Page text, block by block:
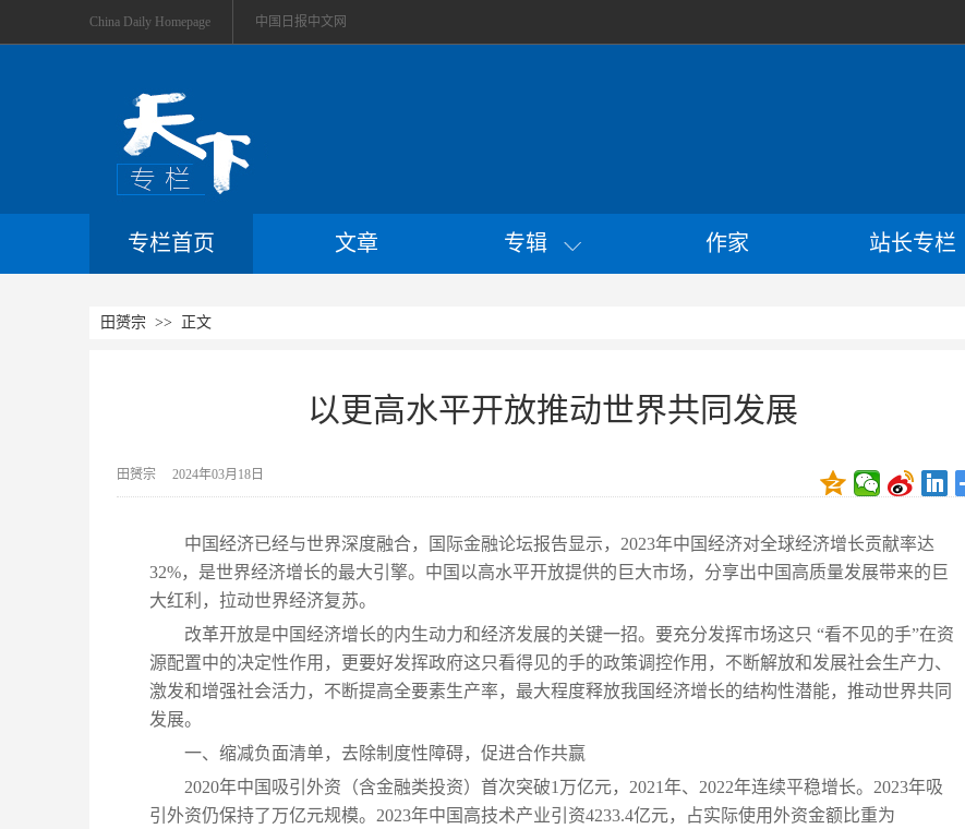
China Daily Homepage 中国日报中文网
专栏首页 文章 专辑 作家 站长专栏
田赟宗 >> 正文
以更高水平开放推动世界共同发展
田赟宗 2024年03月18日
中国经济已经与世界深度融合，国际金融论坛报告显示，2023年中国经济对全球经济增长贡献率达
32%，是世界经济增长的最大引擎。中国以高水平开放提供的巨大市场，分享出中国高质量发展带来的巨
大红利，拉动世界经济复苏。
改革开放是中国经济增长的内生动力和经济发展的关键一招。要充分发挥市场这只 “看不见的手”在资
源配置中的决定性作用，更要好发挥政府这只看得见的手的政策调控作用，不断解放和发展社会生产力、
激发和增强社会活力，不断提高全要素生产率，最大程度释放我国经济增长的结构性潜能，推动世界共同
发展。
一、缩减负面清单，去除制度性障碍，促进合作共赢
2020年中国吸引外资（含金融类投资）首次突破1万亿元，2021年、2022年连续平稳增长。2023年吸
引外资仍保持了万亿元规模。2023年中国高技术产业引资4233.4亿元，占实际使用外资金额比重为